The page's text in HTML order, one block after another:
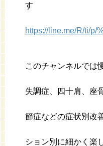
す
https://line.me/R/ti/p/
このチャンネルでは
失調症、四十肩、座
節症などの症状別改
ション別に細かく楽